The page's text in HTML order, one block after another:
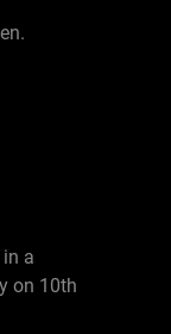
a
on 10th